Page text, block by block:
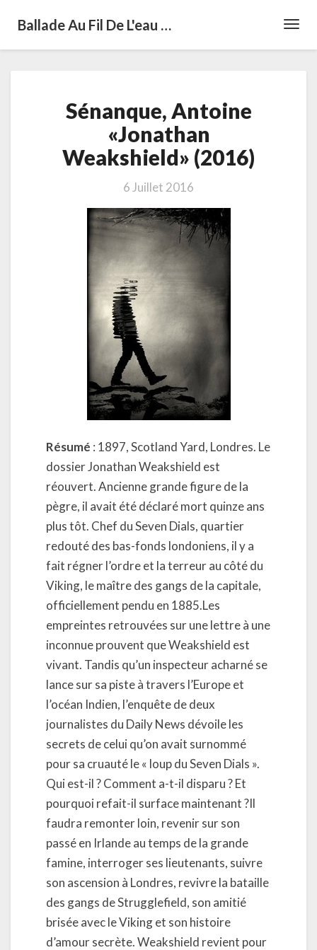
Ballade Au Fil De L'eau …
Antoine
«Jonathan
Weakshield»
(2016)
Sénanque, Antoine
«Jonathan
Weakshield» (2016)
6 Juillet 2016
Résumé : 1897, Scotland Yard, Londres. Le
dossier Jonathan Weakshield est
réouvert. Ancienne grande figure de la
pègre, il avait été déclaré mort quinze ans
plus tôt. Chef du Seven Dials, quartier
redouté des bas-fonds londoniens, il y a
fait régner l’ordre et la terreur au côté du
Viking, le maître des gangs de la capitale,
officiellement pendu en 1885.Les
empreintes retrouvées sur une lettre à une
inconnue prouvent que Weakshield est
vivant. Tandis qu’un inspecteur acharné se
lance sur sa piste à travers l’Europe et
l’océan Indien, l’enquête de deux
journalistes du Daily News dévoile les
secrets de celui qu’on avait surnommé
pour sa cruauté le « loup du Seven Dials ».
Qui est-il ? Comment a-t-il disparu ? Et
pourquoi refait-il surface maintenant ?Il
faudra remonter loin, revenir sur son
passé en Irlande au temps de la grande
famine, interroger ses lieutenants, suivre
son ascension à Londres, revivre la bataille
des gangs de Strugglefield, son amitié
brisée avec le Viking et son histoire
d’amour secrète. Weakshield revient pour